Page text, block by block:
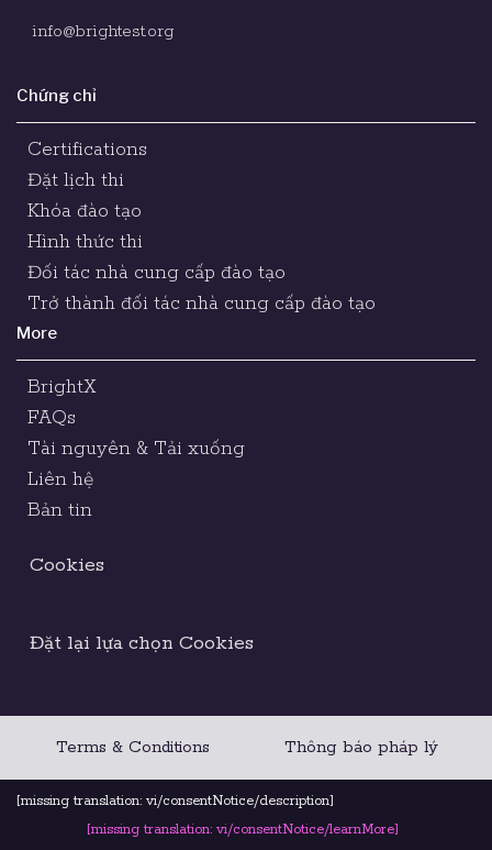
info@brightest.org
Chứng chỉ
Certifications
Đặt lịch thi
Khóa đào tạo
Hình thức thi
Đối tác nhà cung cấp đào tạo
Trở thành đối tác nhà cung cấp đào tạo
More
BrightX
FAQs
Tài nguyên & Tải xuống
Liên hệ
Bản tin
Cookies
Đặt lại lựa chọn Cookies
Terms & Conditions Thông báo pháp lý
Bộ quy tắc đạo đức
[missing translation: vi/consentNotice/description]
[missing translation: vi/consentNotice/learnMore]